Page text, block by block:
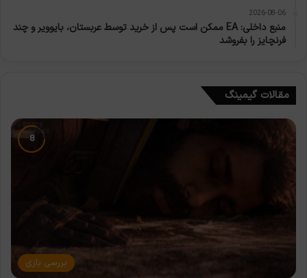
2026-08-06
منبع داخلی: EA ممکن است پس از خرید توسط عربستان، بایوویر و چند
فرنچایز را بفروشد
مقالات گیمینگ
بررسی بازی